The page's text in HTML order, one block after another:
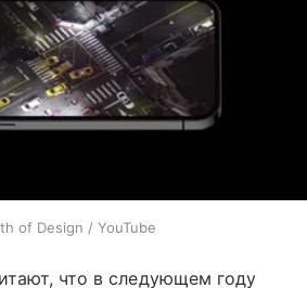
of Design / YouTube
что в следующем году